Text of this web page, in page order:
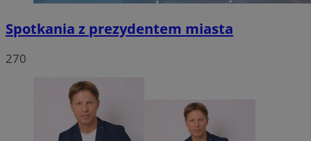
Spotkania z prezydentem miasta
270